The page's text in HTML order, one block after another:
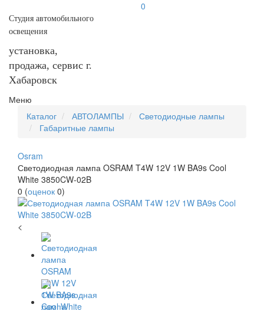
Студия автомобильного
освещения
установка,
продажа, сервис г.
Хабаровск
0
Меню
Каталог
АВТОЛАМПЫ
Светодиодные лампы
Габаритные лампы
Osram
Светодиодная лампа OSRAM T4W 12V 1W BA9s Cool
White 3850CW-02B
0 (оценок 0)
<